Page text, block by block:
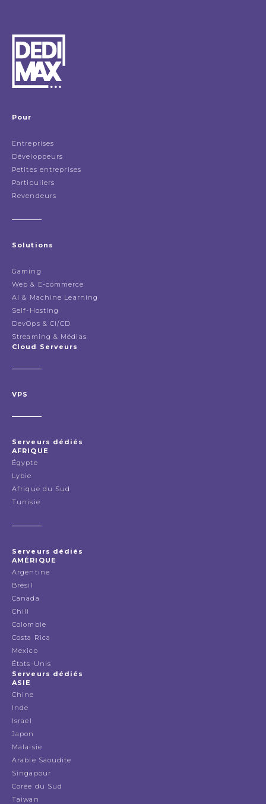
Pour
Entreprises
Développeurs
Petites entreprises
Particuliers
Revendeurs
Solutions
Gaming
Web & E-commerce
AI & Machine Learning
Self-Hosting
DevOps & CI/CD
Streaming & Médias
Cloud Serveurs
VPS
Serveurs dédiés
AFRIQUE
Égypte
Lybie
Afrique du Sud
Tunisie
Serveurs dédiés
AMÉRIQUE
Argentine
Brésil
Canada
Chili
Colombie
Costa Rica
Mexico
États-Unis
Serveurs dédiés
ASIE
Chine
Inde
Israel
Japon
Malaisie
Arabie Saoudite
Singapour
Corée du Sud
Taiwan